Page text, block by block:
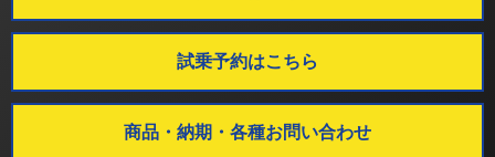
試乗予約はこちら
商品・納期・各種お問い合わせ